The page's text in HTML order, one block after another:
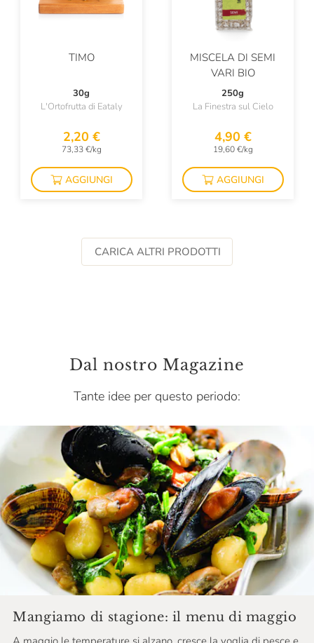
TIMO
30g
L'Ortofrutta di Eataly
2,20 €
73,33 €/kg
AGGIUNGI
MISCELA DI SEMI
VARI BIO
250g
La Finestra sul Cielo
4,90 €
19,60 €/kg
AGGIUNGI
CARICA ALTRI PRODOTTI
Dal nostro Magazine
Tante idee per questo periodo:
Mangiamo di stagione: il menu di maggio